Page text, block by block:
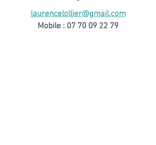
laurencelollier@gmail.com
Mobile : 07 70 09 22 79